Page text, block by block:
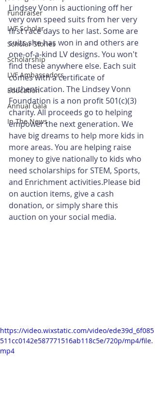
Fundraiser
LVF Scholar
Scholar Stories
Scholarship
LVF Ambassadors
Education
Annual Gala
In The News
Lindsey Vonn is auctioning off her
very own speed suits from her very
first race days to her last. Some are
suits she has won in and others are
one-of-a-kind LV designs. You won't
find these anywhere else. Each suit
comes with a certificate of
authentication. The Lindsey Vonn
Foundation is a non profit 501(c)(3)
charity. All proceeds go to helping
empower the next generation. We
have big dreams to help more kids in
more areas. You are helping raise
money to give nationally to kids who
need scholarships for STEM, Sports,
and Enrichment activities.Please bid
on auction items, give a cash
donation, or simply share this
auction on your social media.
https://video.wixstatic.com/video/ede39d_6f085
511cc0142e587771516ab118c5e/720p/mp4/file.
mp4